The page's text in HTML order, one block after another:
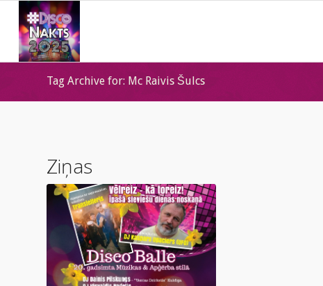
Tag Archive for: Mc Raivis Šulcs
Ziņas